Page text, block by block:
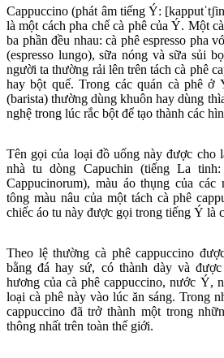
Cappuccino (phát âm tiếng Ý:
là một cách pha chế cà phê của Ý. Một
ba phần đều nhau: cà phê espresso pha
(espresso lungo), sữa nóng và sữa sủi
người ta thường rải lên trên tách cà phê
hay bột quế. Trong các quán cà phê
(barista) thường dùng khuôn hay dùng
nghệ trong lúc rắc bột để tạo thành các
Tên gọi của loại đồ uống này được cho
nhà tu dòng Capuchin (tiếng La
Cappucinorum), màu áo thụng của
tông màu nâu của một tách cà phê
chiếc áo tu này được gọi trong tiếng Ý là
Theo lệ thường cà phê cappuccino
bằng đá hay sứ, có thành dày và
hương của cà phê cappuccino, nước Ý,
loại cà phê này vào lúc ăn sáng. Trong
cappuccino đã trở thành một trong
thông nhất trên toàn thế giới.